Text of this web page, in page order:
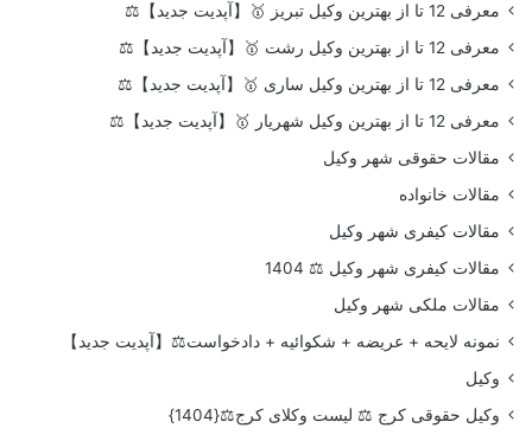
معرفی 12 تا از بهترین وکیل تبریز 🥇【آپدیت جدید】⚖️
معرفی 12 تا از بهترین وکیل رشت 🥇【آپدیت جدید】⚖️
معرفی 12 تا از بهترین وکیل ساری 🥇【آپدیت جدید】⚖️
معرفی 12 تا از بهترین وکیل شهریار 🥇【آپدیت جدید】⚖️
مقالات حقوقی شهر وکیل
مقالات خانواده
مقالات کیفری شهر وکیل
مقالات کیفری شهر وکیل ⚖️ 1404
مقالات ملکی شهر وکیل
نمونه لایحه + عریضه + شکوائیه + دادخواست⚖️【آپدیت جدید】
وکیل
وکیل حقوقی کرج ⚖️ لیست وکلای کرج⚖️{1404}